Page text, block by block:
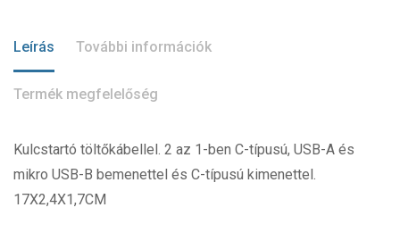
Leírás További információk
Termék megfelelőség
Kulcstartó töltőkábellel. 2 az 1-ben C-típusú, USB-A és
mikro USB-B bemenettel és C-típusú kimenettel.
17X2,4X1,7CM